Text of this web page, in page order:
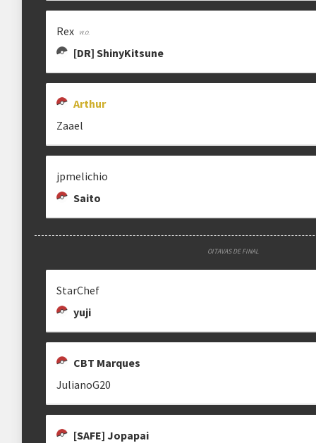
Rex
[DR] ShinyKitsune
Arthur
Zaael
jpmelichio
Saito
OITAVAS DE FINAL
StarChef
yuji
CBT Marques
JulianoG20
[SAFE] Jopapai